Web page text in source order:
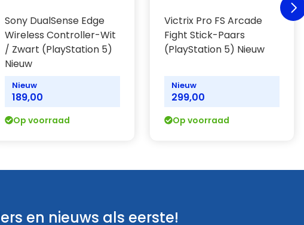
Sony DualSense Edge
Wireless Controller-Wit
/ Zwart (PlayStation 5)
Nieuw
Nieuw
189,00
Op voorraad
Victrix Pro FS Arcade
Fight Stick-Paars
(PlayStation 5) Nieuw
Nieuw
299,00
Op voorraad
en nieuws als eerste!